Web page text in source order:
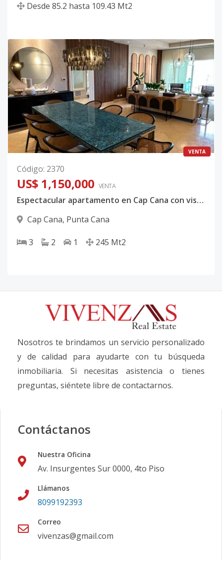
Desde 85.2 hasta 109.43 Mt2
VENTA
Código: 2370
US$ 1,150,000 VENTA
Espectacular apartamento en Cap Cana con vista a la Marina
Cap Cana, Punta Cana
3 2 1 245 Mt2
Nosotros te brindamos un servicio personalizado
y de calidad para ayudarte con tu búsqueda
inmobiliaria. Si necesitas asistencia o tienes
preguntas, siéntete libre de contactarnos.
Contáctanos
Nuestra Oficina
Av. Insurgentes Sur 0000, 4to Piso
Llámanos
8099192393
Correo
vivenzas@gmail.com